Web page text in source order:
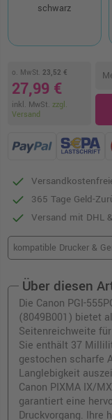
schwarz
o. MwSt. 23,52 €
27,99 €
inkl. MwSt. zzgl.
Versand
365 Tage Geld-
Versand mit DHL
kompatible Drucker &
Über diesen
Die Canon PGI-
(8049B001) bietet
Seitenreichweite
Sie enthält 37
gestochen scharfe
Langlebigkeit
Canon PIXMA IX/
garantiert eine
Druckvorgang. Ihre